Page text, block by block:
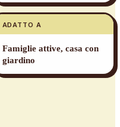
ADATTO A
Famiglie attive, casa con
giardino